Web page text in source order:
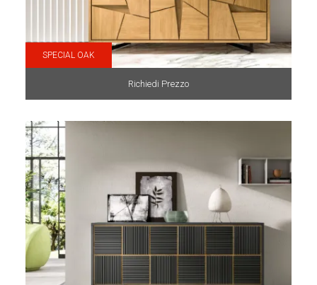
SPECIAL OAK
Richiedi Prezzo